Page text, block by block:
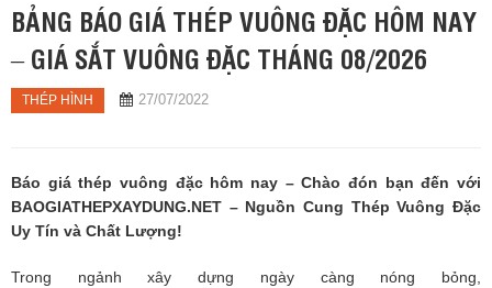
BẢNG BÁO GIÁ THÉP VUÔNG ĐẶC HÔM NAY
– GIÁ SẮT VUÔNG ĐẶC THÁNG 08/2026
THÉP HÌNH 27/07/2022
Báo giá thép vuông đặc hôm nay –Chào đón bạn đến với
BAOGIATHEPXAYDUNG.NET – Nguồn Cung Thép Vuông Đặc
Uy Tín và Chất Lượng!
Trong ngảnh xây dựng ngày càng nóng bỏng,